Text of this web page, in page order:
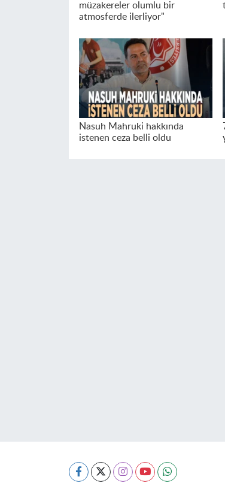
müzakereler olumlu bir
atmosferde ilerliyor"
Nasuh Mahruki hakkında
istenen ceza belli oldu